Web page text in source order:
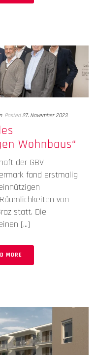
Posted 27. November 2023
Wohnbaus“
der GBV
fand erstmalig
von
statt. Die
[...]
MORE